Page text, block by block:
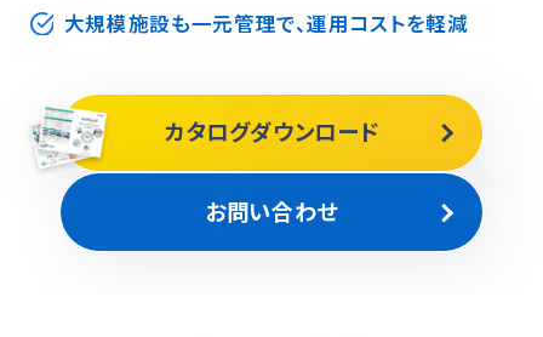
大規模施設も一元管理で、運用コストを軽減
カタログダウンロード
お問い合わせ